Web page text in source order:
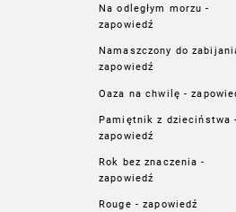
Na odległym morzu -
zapowiedź
Namaszczony do
zapowiedź
Oaza na chwilę -
Pamiętnik z dzieciństwa -
zapowiedź
Rok bez znaczenia -
zapowiedź
Rouge - zapowiedź